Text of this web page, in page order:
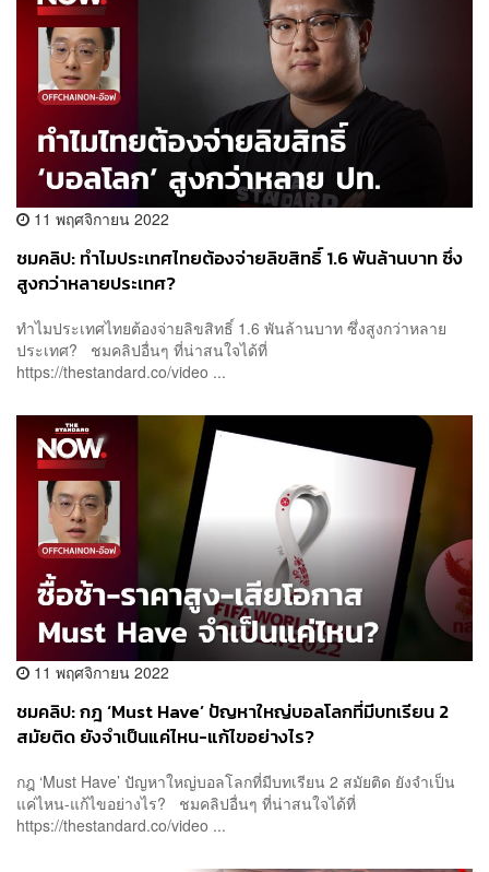
11 พฤศจิกายน 2022
ชมคลิป: ทำไมประเทศไทยต้องจ่ายลิขสิทธิ์ 1.6 พันล้านบาท ซึ่ง
สูงกว่าหลายประเทศ?
ทำไมประเทศไทยต้องจ่ายลิขสิทธิ์ 1.6 พันล้านบาท ซึ่งสูงกว่าหลาย
ประเทศ? ชมคลิปอื่นๆ ที่น่าสนใจได้ที่
https://thestandard.co/video ...
11 พฤศจิกายน 2022
ชมคลิป: กฎ ‘Must Have’ ปัญหาใหญ่บอลโลกที่มีบทเรียน 2
สมัยติด ยังจำเป็นแค่ไหน-แก้ไขอย่างไร?
กฎ ‘Must Have’ ปัญหาใหญ่บอลโลกที่มีบทเรียน 2 สมัยติด ยังจำเป็น
แค่ไหน-แก้ไขอย่างไร? ชมคลิปอื่นๆ ที่น่าสนใจได้ที่
https://thestandard.co/video ...